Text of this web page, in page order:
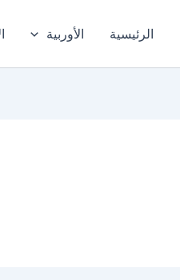
الرئيسية الأوربية